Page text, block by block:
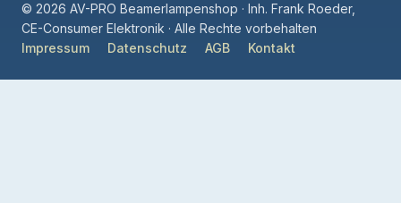
© 2026 AV-PRO Beamerlampenshop · Inh. Frank Roeder,
CE-Consumer Elektronik · Alle Rechte vorbehalten
Impressum
Datenschutz AGB Kontakt